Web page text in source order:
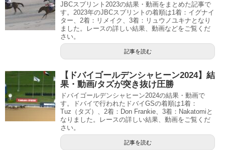
JBCスプリント2023の結果・動画をまとめた記事で
す。2023年のJBCスプリントの着順は1着：イグナイ
ター、2着：リメイク、3着：リュウノユキナとなり
ました。レースの詳しい結果、動画などをご覧くだ
さい。
記事を読む
【ドバイゴールデンシャヒーン2024】結
果・動画/タズが突き抜け圧勝
ドバイゴールデンシャヒーン2024の結果・動画で
す。ドバイで行われたドバイGSの着順は1着：
Tuz（タズ）、2着：Don Frankie、3着：Nakatomiと
なりました。レースの詳しい結果、動画をご覧くだ
さい。
記事を読む